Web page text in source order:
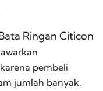
Ringan Citicon
karena pembeli
jumlah banyak.